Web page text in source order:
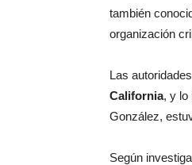
también
organización
Las
California, y lo
González,
Según